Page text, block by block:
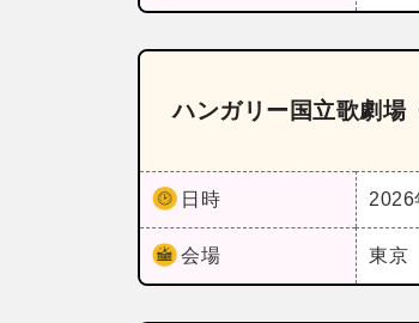
ハンガリー国立歌劇場
日時 2026
会場 東京